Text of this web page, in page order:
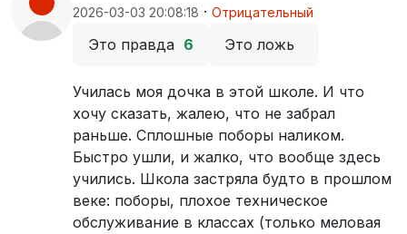
2026-03-03 20:08:18 · Отрицательный
Это правда 6 Это ложь
Училась моя дочка в этой школе. И что
хочу сказать, жалею, что не забрал
раньше. Сплошные поборы наликом.
Быстро ушли, и жалко, что вообще здесь
учились. Школа застряла будто в прошлом
веке: поборы, плохое техническое
обслуживание в классах (только меловая